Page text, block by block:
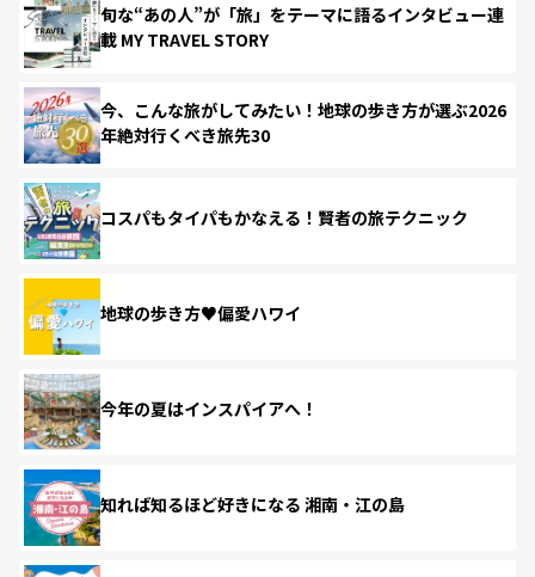
旬な“あの人”が「旅」をテーマに語るインタビュー連
載 MY TRAVEL STORY
今、こんな旅がしてみたい！地球の歩き方が選ぶ2026
年絶対行くべき旅先30
コスパもタイパもかなえる！賢者の旅テクニック
地球の歩き方♥偏愛ハワイ
今年の夏はインスパイアへ！
知れば知るほど好きになる 湘南・江の島